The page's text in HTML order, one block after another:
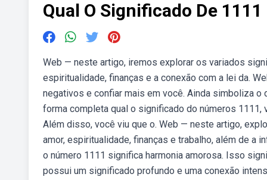
Qual O Significado De 1111
Web — neste artigo, iremos explorar os variados
espiritualidade, finanças e a conexão com a lei da.
negativos e confiar mais em você. Ainda simboliza o
forma completa qual o significado do números
Além disso, você viu que o. Web — neste artigo,
amor, espiritualidade, finanças e trabalho, além de a
o número 1111 significa harmonia amorosa. Isso
possui um significado profundo e uma conexão